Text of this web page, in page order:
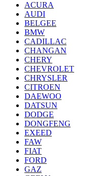
ACURA
AUDI
BELGEE
BMW
CADILLAC
CHANGAN
CHERY
CHEVROLET
CHRYSLER
CITROEN
DAEWOO
DATSUN
DODGE
DONGFENG
EXEED
FAW
FIAT
FORD
GAZ